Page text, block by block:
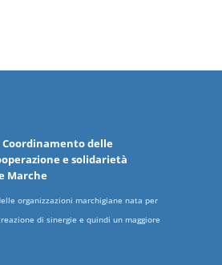
delle
e solidarietà
Marche
organizzazioni marchigiane nata per
di sinergie e quindi un maggiore